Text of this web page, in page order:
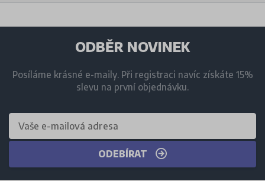
ODBĚR NOVINEK
Posíláme krásné e-maily. Při registraci navíc získáte 15%
slevu na první objednávku.
ODEBÍRAT